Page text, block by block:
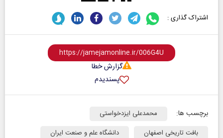
اشتراک گذاری :
گزارش خطا
پسندیدم
برچسب ها:
محمدعلی ایزدخواستی
بافت تاریخی اصفهان
دانشگاه علم و صنعت ایران